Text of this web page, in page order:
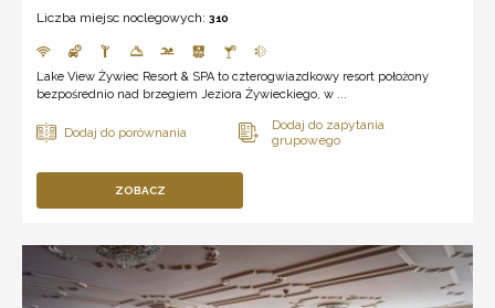
Liczba miejsc noclegowych: 310
Lake View Żywiec Resort & SPA to czterogwiazdkowy resort położony
bezpośrednio nad brzegiem Jeziora Żywieckiego, w ...
ZOBACZ